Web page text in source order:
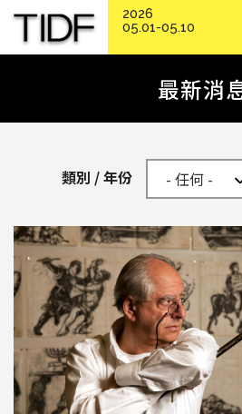
最新消
類別 / 年份
2026
05.01-05.10